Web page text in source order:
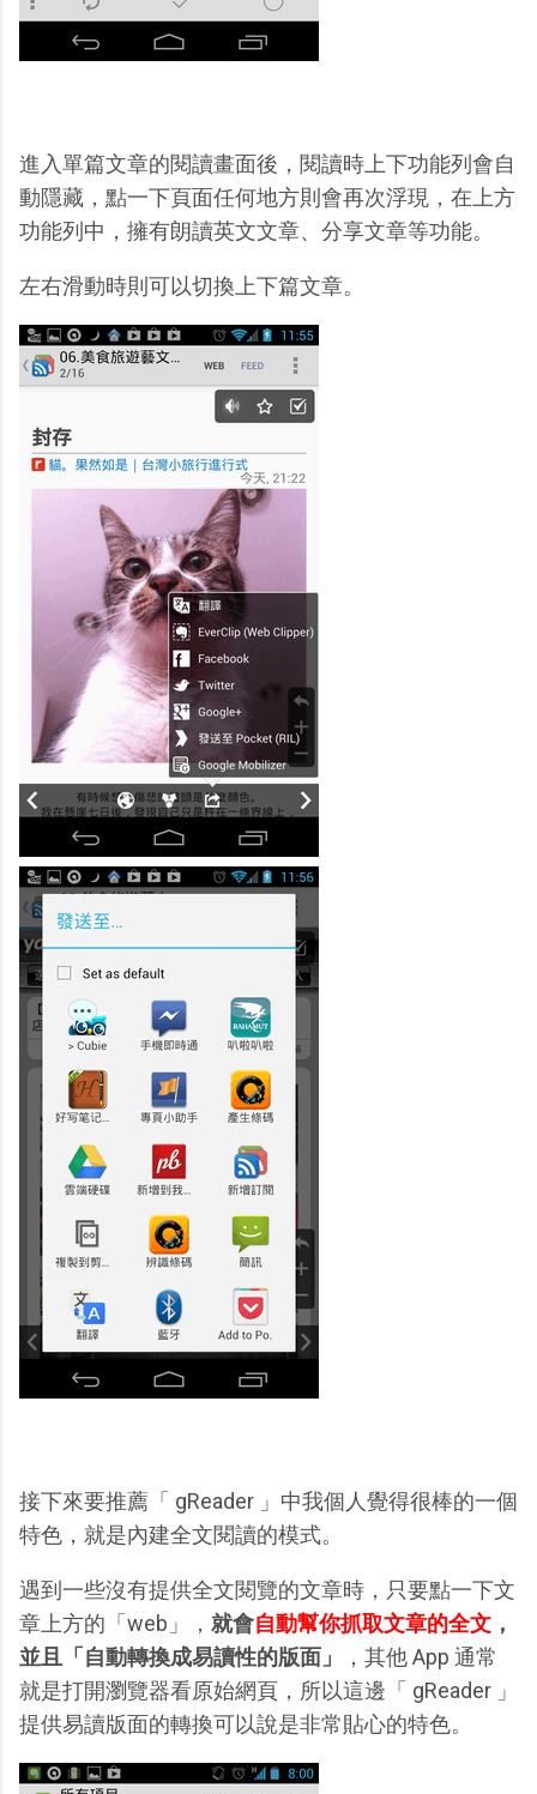
進入單篇文章的閱讀畫面後，閱讀時上下功能列會自
動隱藏，點一下頁面任何地方則會再次浮現，在上方
功能列中，擁有朗讀英文文章、分享文章等功能。
左右滑動時則可以切換上下篇文章。
接下來要推薦「 gReader 」中我個人覺得很棒的一個
特色，就是內建全文閱讀的模式。
遇到一些沒有提供全文閱覽的文章時，只要點一下文
章上方的「web」， 就會自動幫你抓取文章的全文 ，
並且「自動轉換成易讀性的版面」
，其他 App 通常
就是打開瀏覽器看原始網頁，所以這邊「 gReader 」
提供易讀版面的轉換可以說是非常貼心的特色。